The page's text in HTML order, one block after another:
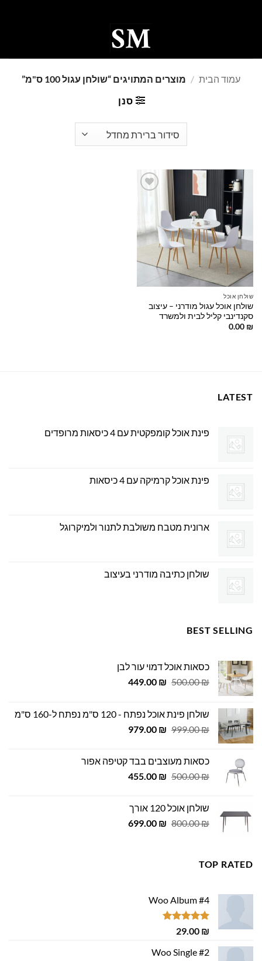
עמוד הבית / מוצרים המתויגים “שולחן עגול 100 ס"מ”
סנן
שולחן אוכל
שולחן אוכל עגול מודרני – עיצוב
סקנדינבי קליל לבית ולמשרד
0.00 ₪
LATEST
פינת אוכל קומפקטית עם 4 כיסאות מרופדים
פינת אוכל קרמיקה עם 4 כיסאות
ארונית מטבח משולבת לתנור ולמיקרוגל
שולחן כתיבה מודרני בעיצוב
BEST SELLING
כסאות אוכל דמוי עור לבן
500.00₪
המחיר
500.00 ₪.
449.00 ₪
המחיר
449.00 ₪.שולחן פינת אוכל נפתח - 120 ס"מ נפתח ל-160 ס"מ
999.00₪
המחיר
999.00 ₪.
979.00 ₪
המחיר
979.00 ₪.
כסאות מעוצבים בבד קטיפה אפור
500.00₪
המחיר
500.00 ₪.
455.00 ₪
המחיר
שולחן אוכל 120 אורך
800.00₪
המחיר
699.00 ₪
המחיר
TOP RATED
Woo Album #4
דורג5.00
29.00 ₪
Woo Single #2